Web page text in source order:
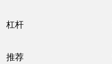
杠杆
推荐